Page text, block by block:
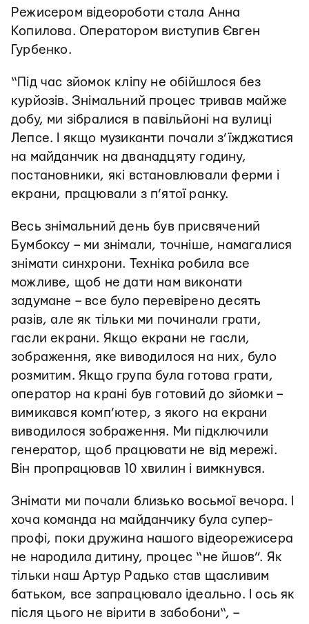
Режисером відеороботи стала Анна
Копилова. Оператором виступив Євген
Гурбенко.
“Під час зйомок кліпу не обійшлося без
курйозів. Знімальний процес тривав майже
добу, ми зібралися в павільйоні на вулиці
Лепсе. І якщо музиканти почали з’їжджатися
на майданчик на дванадцяту годину,
постановники, які встановлювали ферми і
екрани, працювали з п’ятої ранку.
Весь знімальний день був присвячений
Бумбоксу – ми знімали, точніше, намагалися
знімати синхрони. Техніка робила все
можливе, щоб не дати нам виконати
задумане – все було перевірено десять
разів, але як тільки ми починали грати,
гасли екрани. Якщо екрани не гасли,
зображення, яке виводилося на них, було
розмитим. Якщо група була готова грати,
оператор на крані був готовий до зйомки –
вимикався комп’ютер, з якого на екрани
виводилося зображення. Ми підключили
генератор, щоб працювати не від мережі.
Він пропрацював 10 хвилин і вимкнувся.
Знімати ми почали близько восьмої вечора. І
хоча команда на майданчику була супер-
профі, поки дружина нашого відеорежисера
не народила дитину, процес “не йшов”. Як
тільки наш Артур Радько став щасливим
батьком, все запрацювало ідеально. І ось як
після цього не вірити в забобони“, –